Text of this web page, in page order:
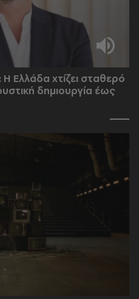
Ελλάδα χτίζει σταθερό
δημιουργία έως